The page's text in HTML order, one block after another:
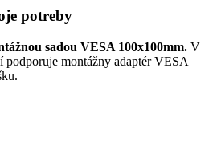
potreby
sadou VESA 100x100mm. V
podporuje montážny adaptér VESA